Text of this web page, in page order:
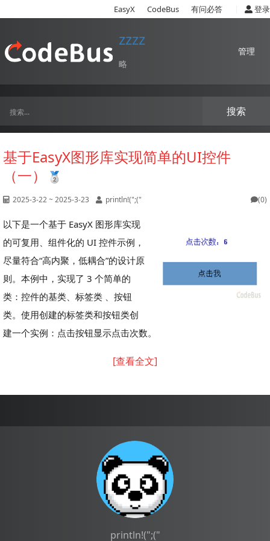
EasyX CodeBus 有问必答 登录
zzzz
略
管理
基于EasyX图形库实现简单的UI控件
（一）
2025-3-22 ~ 2025-3-23 println!(";(" (0)
以下是一个基于 EasyX 图形库实现
的可复用、组件化的 UI 控件示例，
尽量符合“高内聚，低耦合”的设计原
则。本例中，实现了 3 个简单的
类：控件的基类、标签类 、按钮
类。使用创建的标签类和按钮类创
建一个实例：点击按钮显示点击次数。
[查看全文]
println!(";("
搜索